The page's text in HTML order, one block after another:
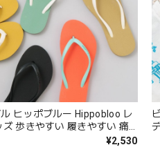
ヒッポブルー Hippobloo レ
歩きやすい 履きやすい 痛
ル ビーサン おしゃれ 可愛い
¥2,530